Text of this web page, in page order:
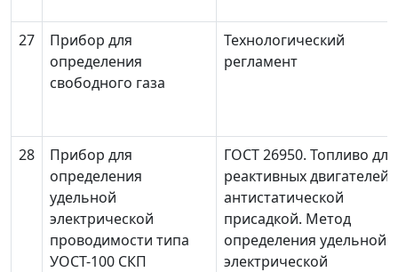
27
Прибор для
определения
свободного газа
Технологический
регламент
28
Прибор для
определения
удельной
электрической
проводимости типа
УОСТ-100 СКП
ГОСТ 26950. Топливо для
реактивных двигателей
антистатической
присадкой. Метод
определения удельной
электрической